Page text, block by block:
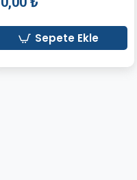
Sepete Ekle